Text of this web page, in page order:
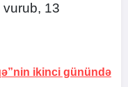
13
ikinci günündə